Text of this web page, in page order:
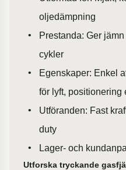
oljedämpning
Prestanda: Ger
cykler
Egenskaper: Enkel
för lyft, positionering
Utföranden: Fast
duty
Lager- och
Utforska tryckande